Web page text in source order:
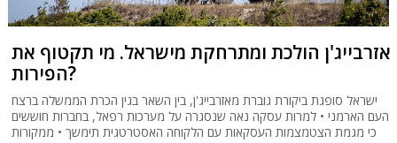
אזרבייג'ן הולכת ומתרחקת מישראל. מי תקטוף את
הפירות?
ישראל סופגת ביקורת גוברת מאזרבייג'ן, בין השאר בגין הכרת הממשלה ברצח
העם הארמני • למרות עסקה נאה שנסגרה על מערכות רפאל, בחברות חוששים
כי מגמת הצטמצמות העסקאות עם הלקוחה האסטרטגית תימשך • ממקורות